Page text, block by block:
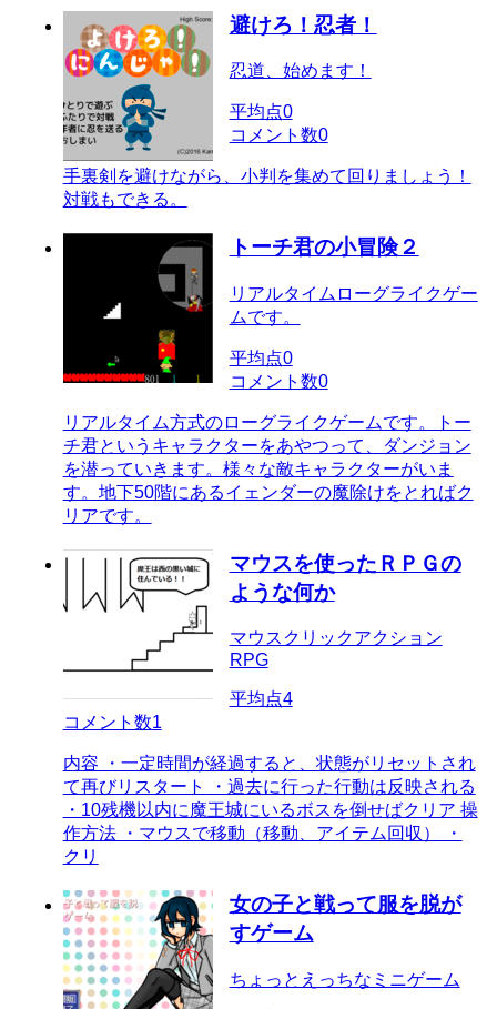
避けろ！忍者！
忍道、始めます！
平均点0
コメント数0
手裏剣を避けながら、小判を集めて回りましょう！
対戦もできる。
トーチ君の小冒険２
リアルタイムローグライクゲー
ムです。
平均点0
コメント数0
リアルタイム方式のローグライクゲームです。トー
チ君というキャラクターをあやつって、ダンジョン
を潜っていきます。様々な敵キャラクターがいま
す。地下50階にあるイェンダーの魔除けをとればク
リアです。
マウスを使ったＲＰＧの
ような何か
マウスクリックアクション
RPG
平均点4
コメント数1
内容 ・一定時間が経過すると、状態がリセットされ
て再びリスタート ・過去に行った行動は反映される
・10残機以内に魔王城にいるボスを倒せばクリア 操
作方法 ・マウスで移動（移動、アイテム回収） ・
クリ
女の子と戦って服を脱が
すゲーム
ちょっとえっちなミニゲーム